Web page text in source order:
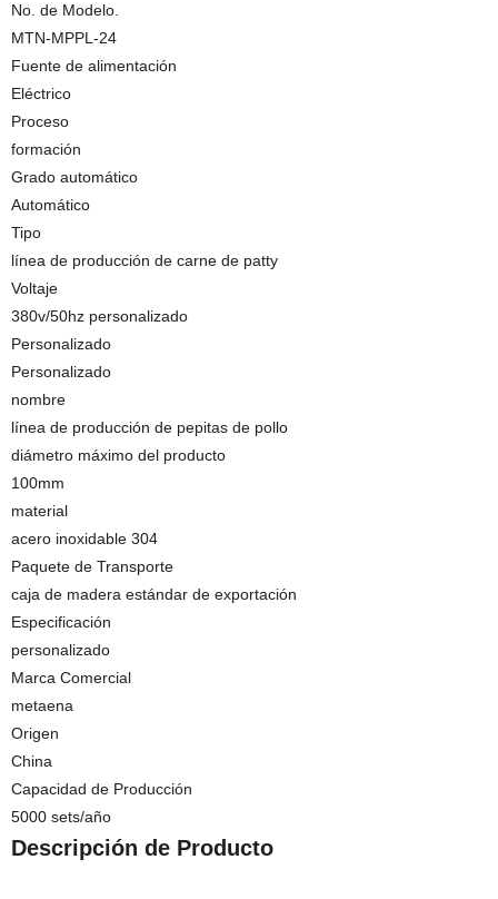
No. de Modelo.
MTN-MPPL-24
Fuente de alimentación
Eléctrico
Proceso
formación
Grado automático
Automático
Tipo
línea de producción de carne de patty
Voltaje
380v/50hz personalizado
Personalizado
Personalizado
nombre
línea de producción de pepitas de pollo
diámetro máximo del producto
100mm
material
acero inoxidable 304
Paquete de Transporte
caja de madera estándar de exportación
Especificación
personalizado
Marca Comercial
metaena
Origen
China
Capacidad de Producción
5000 sets/año
Descripción de Producto